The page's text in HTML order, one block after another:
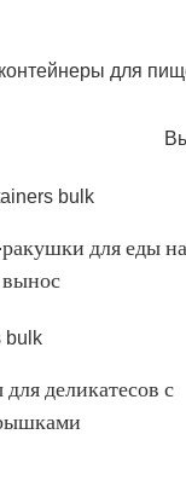
для
для еды на
вынос
деликатесов с